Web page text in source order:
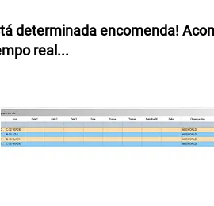
determinada encomenda!
real...